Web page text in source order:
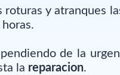
roturas y atranques
de la
la reparacion.